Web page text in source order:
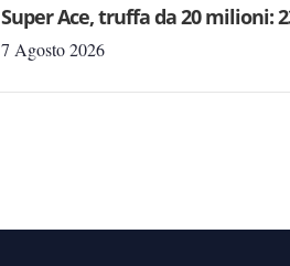
Super Ace, truffa da 20 milioni:
7 Agosto 2026